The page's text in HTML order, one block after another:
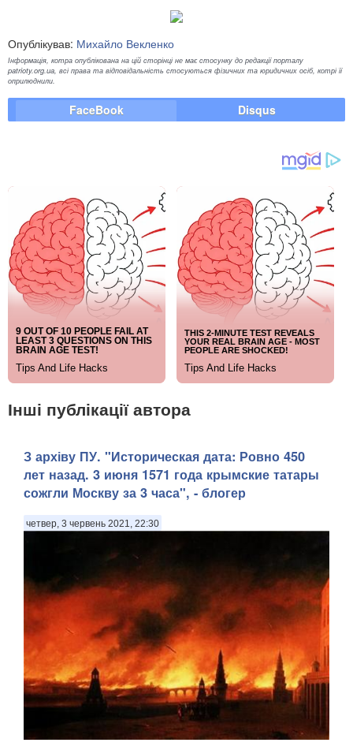
Опублікував: Михайло Векленко
Інформація, котра опублікована на цій сторінці не має стосунку до редакції порталу
patrioty.org.ua, всі права та відповідальність стосуються фізичних та юридичних осіб, котрі її
оприлюднили.
FaceBook Disqus
Інші публікації автора
З архіву ПУ. "Историческая дата: Ровно 450
лет назад. 3 июня 1571 года крымские татары
сожгли Москву за 3 часа", - блогер
четвер, 3 червень 2021, 22:30